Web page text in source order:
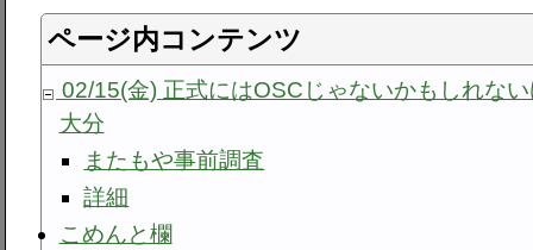
ページ内コンテンツ
02/15(金) 正式にはOSCじゃないかもしれな
大分
またもや事前調査
詳細
こめんと欄